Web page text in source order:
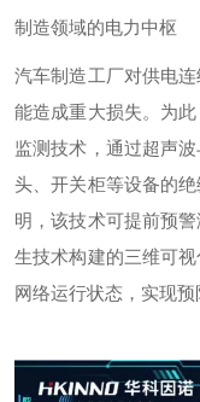
制造领域的电力中枢
汽车制造工厂对供电
能造成重大损失。为
监测技术，通过超声
头、开关柜等设备的
明，该技术可提前预
生技术构建的三维可
网络运行状态，实现预